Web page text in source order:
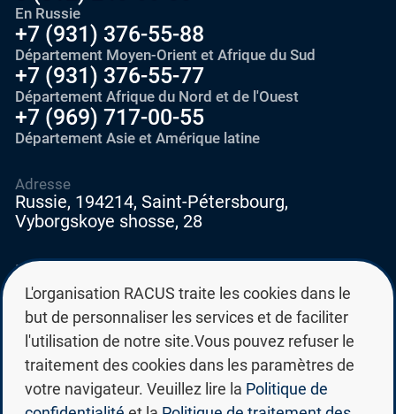
En Russie
+7 (931) 376-55-88
Département Moyen-Orient et Afrique du Sud
+7 (931) 376-55-77
Département Afrique du Nord et de l'Ouest
+7 (969) 717-00-55
Département Asie et Amérique latine
E-mail
education@edurussia.org
edurussia@racus.ru
Adresse
Russie, 194214, Saint-Pétersbourg,
Vyborgskoye shosse, 28
L'organisation RACUS traite les cookies dans le
but de personnaliser les services et de faciliter
l'utilisation de notre site.Vous pouvez refuser le
traitement des cookies dans les paramètres de
votre navigateur. Veuillez lire la Politique de